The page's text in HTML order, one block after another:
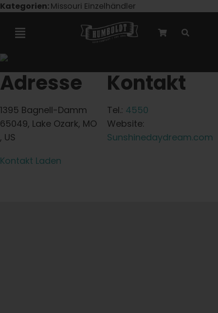
Zum
springen
Kategorien:Missouri Einzelhändler
Navigation
Marley-Kooperation
Triploide Samen
Adresse
1395 Bagnell-Damm
65049, Lake Ozark, MO
, US
Kontakt
Tel.: 4550
Website:
Sunshinedaydream.com
Kontakt Laden